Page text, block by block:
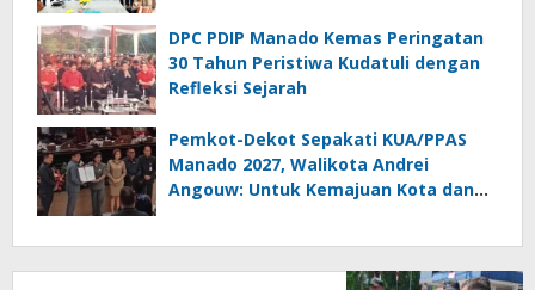
Keimigrasian
DPC PDIP Manado Kemas Peringatan
30 Tahun Peristiwa Kudatuli dengan
Refleksi Sejarah
Pemkot-Dekot Sepakati KUA/PPAS
Manado 2027, Walikota Andrei
Angouw: Untuk Kemajuan Kota dan